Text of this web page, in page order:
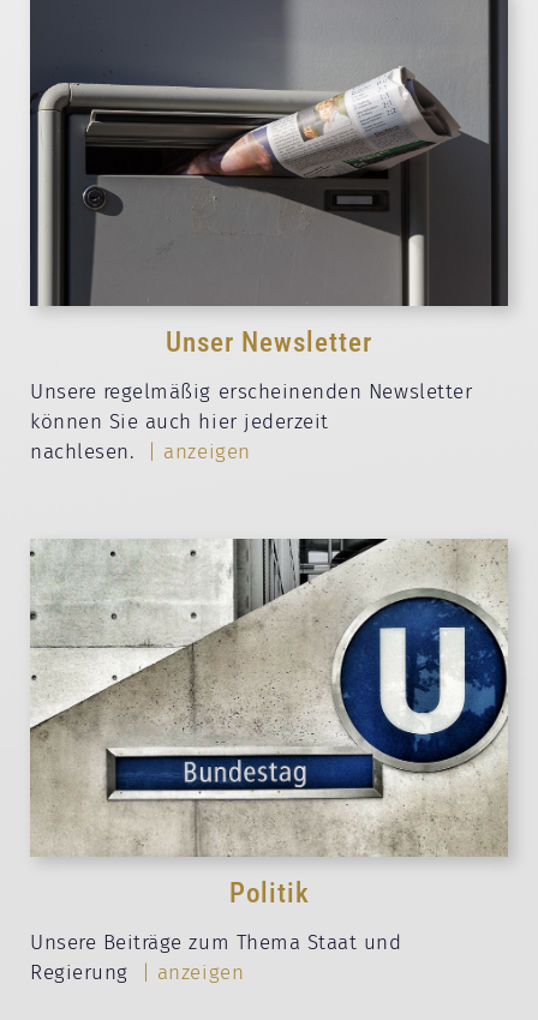
Unser Newsletter
Unsere regelmäßig erscheinenden Newsletter
können Sie auch hier jederzeit
nachlesen.
| anzeigen
Politik
Unsere Beiträge zum Thema Staat und
Regierung
| anzeigen